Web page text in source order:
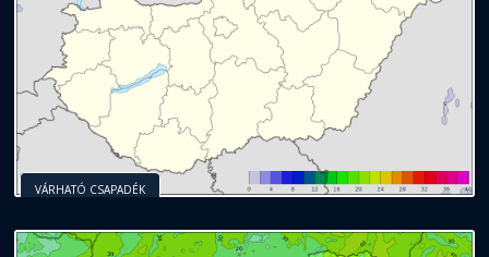
VÁRHATÓ CSAPADÉK